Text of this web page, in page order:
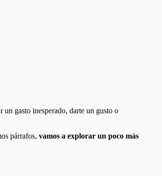
gasto inesperado, darte un gusto o
párrafos, vamos a explorar un poco más